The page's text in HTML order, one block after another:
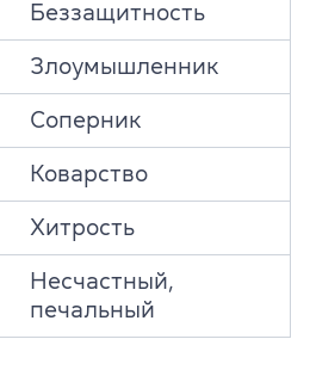
Беззащитность
Злоумышленник
Соперник
Коварство
Хитрость
Несчастный,
печальный